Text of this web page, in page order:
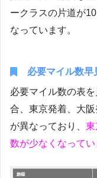
ークラスの片道が
なっています。
必要マイル数早
必要マイル数の表
合、東京発着、大
が異なっており、 東
数が少なくなってい